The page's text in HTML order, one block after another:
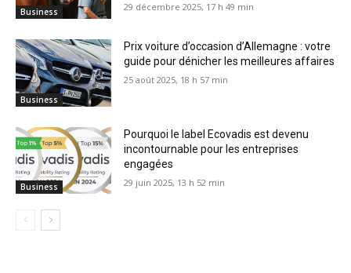
Business 29 décembre 2025, 17 h 49 min
Business
Prix voiture d’occasion d’Allemagne : votre
guide pour dénicher les meilleures affaires
25 août 2025, 18 h 57 min
Business
Pourquoi le label Ecovadis est devenu
incontournable pour les entreprises
engagées
29 juin 2025, 13 h 52 min